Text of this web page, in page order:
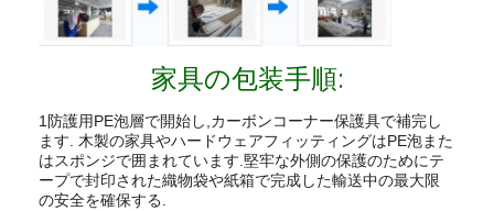
家具の包装手順:
1防護用PE泡層で開始し,カーボンコーナー保護具で補完し
ます. 木製の家具やハードウェアフィッティングはPE泡また
はスポンジで囲まれています.堅牢な外側の保護のためにテ
ープで封印された織物袋や紙箱で完成した輸送中の最大限
の安全を確保する.